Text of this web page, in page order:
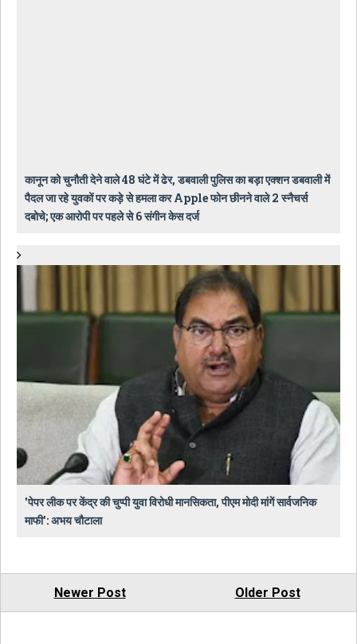
कानून को चुनौती देने वाले 48 घंटे में ढेर, डबवाली पुलिस का बड़ा एक्शन डबवाली में
पैदल जा रहे युवकों पर कड़े से हमला कर Apple फोन छीनने वाले 2 स्नैचर्स
दबोचे; एक आरोपी पर पहले से 6 संगीन केस दर्ज
'पेपर लीक पर केंद्र की चुप्पी युवा विरोधी मानसिकता, पीएम मोदी मांगें सार्वजनिक
माफी': अभय चौटाला
Newer Post Older Post